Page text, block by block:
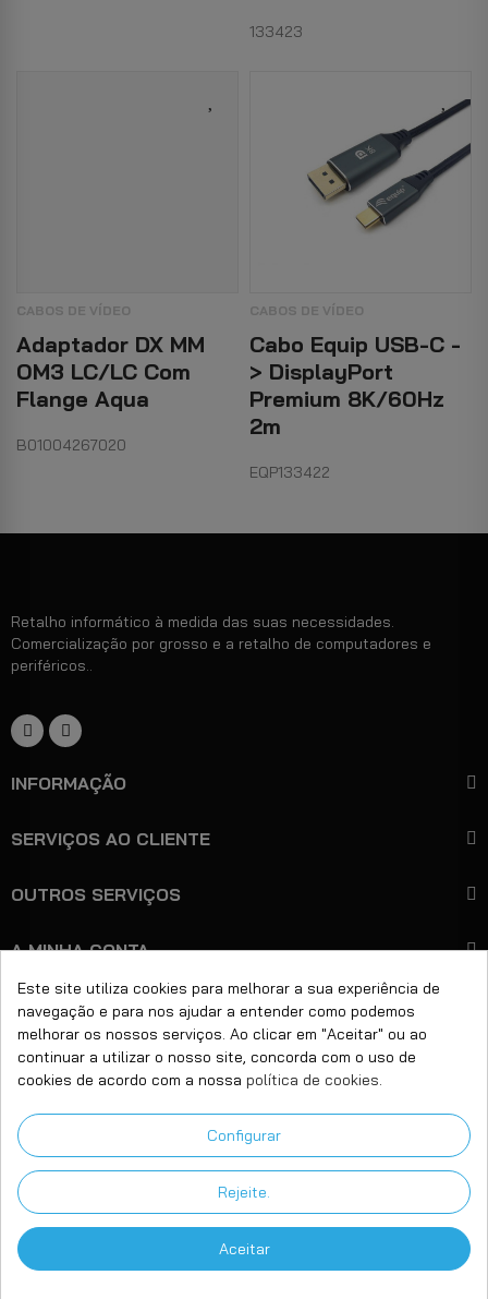
133423
CABOS DE VÍDEO
Adaptador DX MM
OM3 LC/LC Com
Flange Aqua
B01004267020
CABOS DE VÍDEO
Cabo Equip USB-C -
> DisplayPort
Premium 8K/60Hz
2m
EQP133422
Retalho informático à medida das suas necessidades.
Comercialização por grosso e a retalho de computadores e
periféricos..
INFORMAÇÃO
SERVIÇOS AO CLIENTE
OUTROS SERVIÇOS
A MINHA CONTA
Ligue-nos:+351 221 450 599
Horário:Seg - Sex das 9:00 às 18:00h
4430-662 Vila Nova de Gaia
Este site utiliza cookies para melhorar a sua experiência de
navegação e para nos ajudar a entender como podemos
melhorar os nossos serviços. Ao clicar em "Aceitar" ou ao
continuar a utilizar o nosso site, concorda com o uso de
cookies de acordo com a nossa política de cookies.
Configurar
Rejeite.
Aceitar